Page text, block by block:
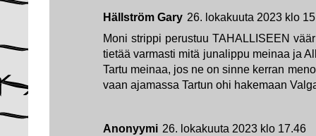
Hällström Gary 26. lokakuuta 2023 klo
Moni strippi perustuu TAHALLISEEN
tietää varmasti mitä junalippu meinaa ja
Tartu meinaa, jos ne on sinne kerran
vaan ajamassa Tartun ohi hakemaan
Anonyymi 26. lokakuuta 2023 klo 17.46